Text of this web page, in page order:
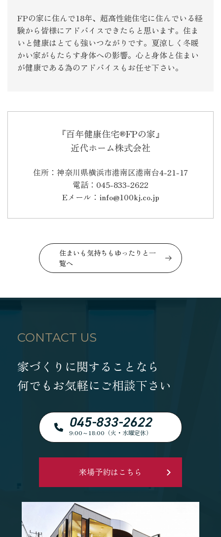
FPの家に住んで18年、超高性能住宅に住んでいる経
験から皆様にアドバイスできたらと思います。住ま
いと健康はとても強いつながりです。夏涼しく冬暖
かい家がもたらす身体への影響。心と身体と住まい
が健康である為のアドバイスもお任せ下さい。
『百年健康住宅®FPの家』
近代ホーム株式会社
住所：神奈川県横浜市港南区港南台4-21-17
電話：045-833-2622
Eメール：info@100kj.co.jp
住まいも気持ちもゆったりと一
覧へ
CONTACT US
家づくりに関することなら
何でもお気軽にご相談下さい
045-833-2622
9:00～18:00（火・水曜定休）
来場予約はこちら